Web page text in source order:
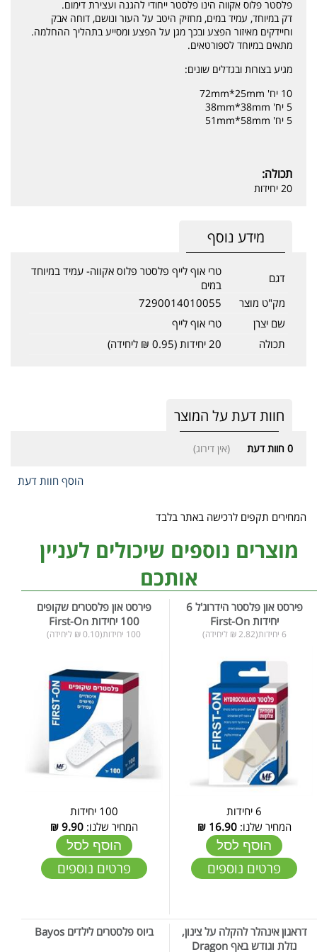
פלסטר פלוס אקווה הינו פלסטר ייחודי להגנה ועצירת דימום.
דק במיוחד, עמיד במים, מחזיק היטב על העור ונושם, דוחה אבק
וחיידקים מאיזור הפצע ובכך מגן על הפצע ומסייע בתהליך ההחלמה.
מתאים במיוחד לספורטאים.
מגיע בצורות ובגדלים שונים:
10 יח' 72mm*25mm
5 יח' 38mm*38mm
5 יח' 51mm*58mm
תכולה:
20 יחידות
מידע נוסף
דגם
טרי אוף לייף פלסטר פלוס אקווה- עמיד במיוחד
במים
מק"ט מוצר
7290014010055
שם יצרן
טרי אוף לייף
תכולה
20 יחידות (0.95 ₪ ליחידה)
חוות דעת על המוצר
0 חוות דעת (אין דירוג)
הוסף חוות דעת
המחירים תקפים לרכישה באתר בלבד
מוצרים נוספים שיכולים לעניין
אותכם
פירסט און פלסטר הידרוג'ל 6
יחידות First-On
6 יחידות(2.82 ₪ ליחידה)
6 יחידות
המחיר שלנו:16.90
₪
הוסף לסל
פרטים נוספים
פירסט און פלסטרים שקופים
100 יחידות First-On
100 יחידות(0.10 ₪ ליחידה)
100 יחידות
המחיר שלנו:9.90
₪
הוסף לסל
פרטים נוספים
דראגון אינהלר להקלה על צינון,
נזלת וגודש באף Dragon
ביוס פלסטרים לילדים Bayos